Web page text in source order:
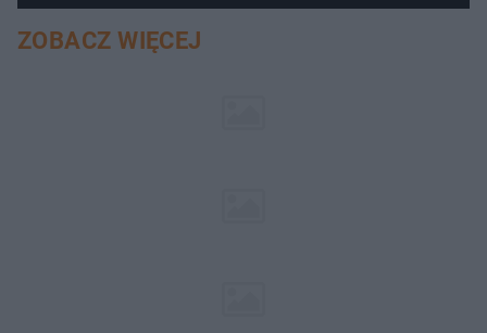
ZOBACZ WIĘCEJ